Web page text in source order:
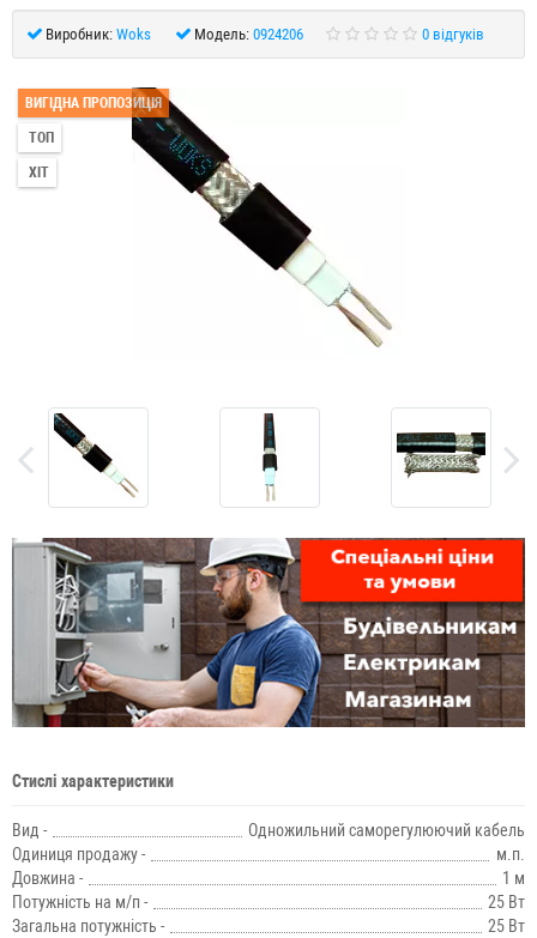
Виробник: Woks Модель: 0924206 0 відгуків
ВИГІДНА ПРОПОЗИЦІЯ
ТОП
ХІТ
Стислі характеристики
Вид -
Одножильний саморегулюючий кабель
Одиниця продажу -
м.п.
Довжина -
1 м
Потужність на м/п -
25 Вт
Загальна потужність -
25 Вт